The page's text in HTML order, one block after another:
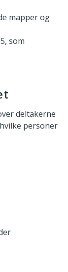
mapper og
som
deltakerne
personer